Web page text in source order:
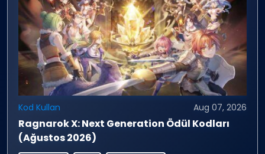
Kod Kullan Aug 07, 2026
Ragnarok X: Next Generation Ödül Kodları
(Ağustos 2026)